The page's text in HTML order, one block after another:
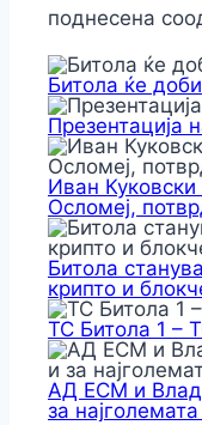
поднесена
Битола ќе
Презентација
Иван
Осломеј,
Битола
крипто и
ТС Битола 1 –
АД ЕСМ и
за